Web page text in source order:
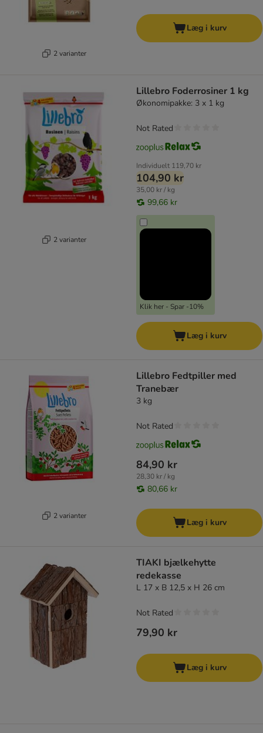
2 varianter
Læg i kurv
2 varianter
Lillebro Foderrosiner 1 kg
Økonomipakke: 3 x 1 kg
Individuelt 119,70 kr
104,90 kr
35,00 kr / kg
99,66 kr
Klik her - Spar -10%
Not Rated
Læg i kurv
2 varianter
Lillebro Fedtpiller med
Tranebær
3 kg
84,90 kr
28,30 kr / kg
80,66 kr
Not Rated
Læg i kurv
TIAKI bjælkehytte
redekasse
L 17 x B 12,5 x H 26 cm
79,90 kr
Not Rated
Læg i kurv